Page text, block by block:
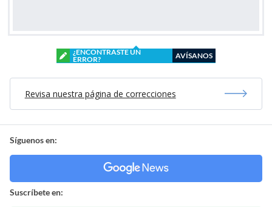
¿ENCONTRASTE UN
ERROR?
AVÍSANOS
Revisa nuestra página de correcciones
Síguenos en:
Suscríbete en: